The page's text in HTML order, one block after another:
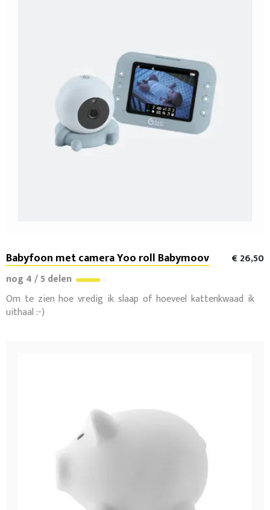
Babyfoon met camera Yoo roll Babymoov
€ 26,50
nog 4 / 5 delen
Om te zien hoe vredig ik slaap of hoeveel kattenkwaad ik
uithaal :-)